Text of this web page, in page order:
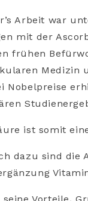
Arbeit war
mit der
frühen
Medizin
Nobelpreise
ist somit
dazu sind die